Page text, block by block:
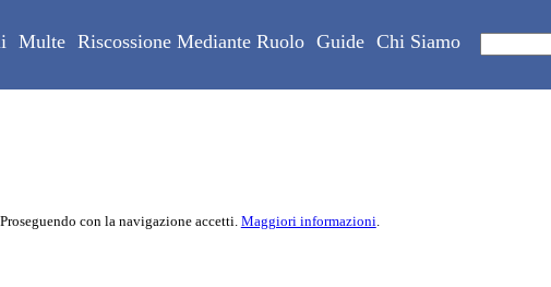
Multe Riscossione Mediante Ruolo Guide Chi Siamo
con la navigazione accetti. Maggiori informazioni.